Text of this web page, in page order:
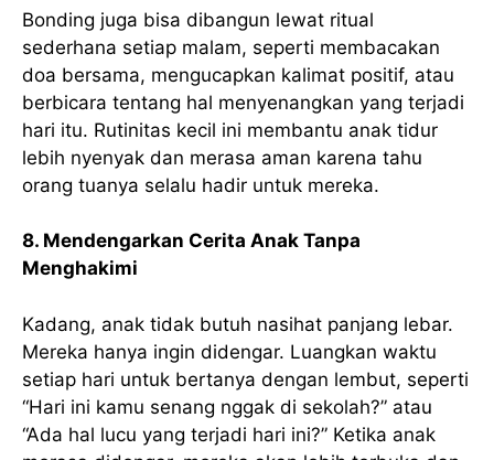
Bonding juga bisa dibangun lewat ritual
sederhana setiap malam, seperti membacakan
doa bersama, mengucapkan kalimat positif, atau
berbicara tentang hal menyenangkan yang terjadi
hari itu. Rutinitas kecil ini membantu anak tidur
lebih nyenyak dan merasa aman karena tahu
orang tuanya selalu hadir untuk mereka.
8. Mendengarkan Cerita Anak Tanpa
Menghakimi
Kadang, anak tidak butuh nasihat panjang lebar.
Mereka hanya ingin didengar. Luangkan waktu
setiap hari untuk bertanya dengan lembut, seperti
“Hari ini kamu senang nggak di sekolah?” atau
“Ada hal lucu yang terjadi hari ini?” Ketika anak